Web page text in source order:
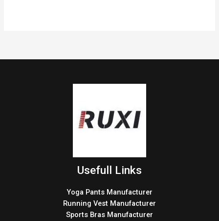
Usefull Links
Yoga Pants Manufacturer
Running Vest Manufacturer
Sports Bras Manufacturer